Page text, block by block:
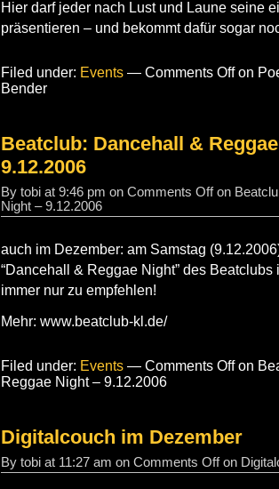
Hier darf jeder nach Lust und Laune seine
präsentieren – und bekommt dafür sogar
Filed under: Events — Comments Offon
Bender
Beatclub: Dancehall &
9.12.2006
By tobi at 9:46 pm on Comments Offon
Night – 9.12.2006
auch im Dezember: am Samstag
“Dancehall & Reggae Night” des
immer nur zu empfehlen!
Mehr: www.beatclub-kl.de/
Filed under: Events — Comments Offon
Reggae Night – 9.12.2006
Digitalcouch im Dezember
By tobi at 11:27 am on Comments Offon